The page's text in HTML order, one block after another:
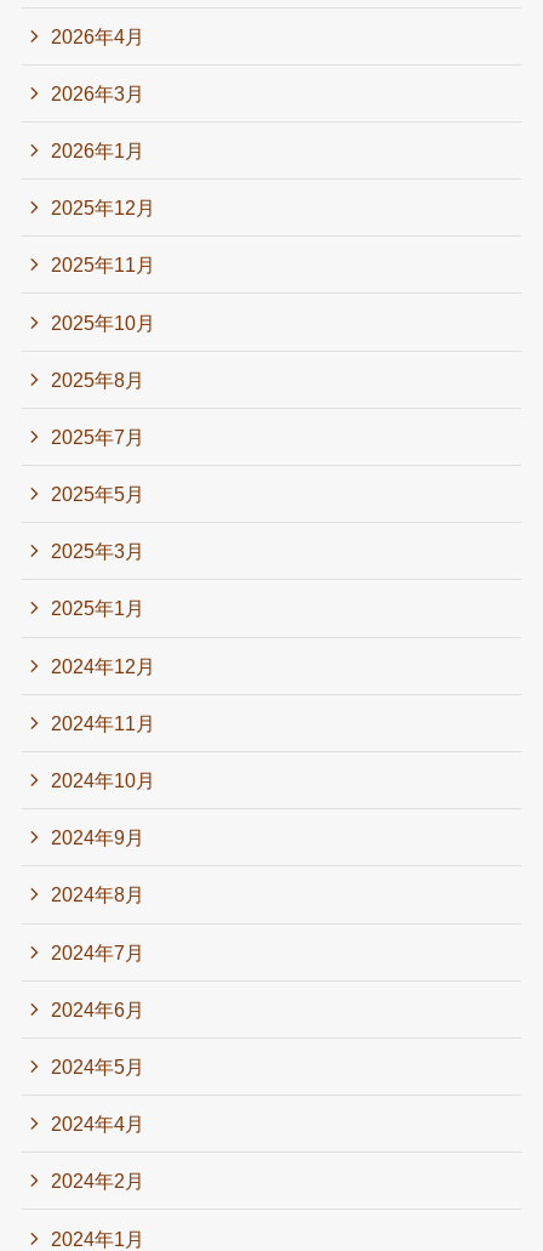
2026年4月
2026年3月
2026年1月
2025年12月
2025年11月
2025年10月
2025年8月
2025年7月
2025年5月
2025年3月
2025年1月
2024年12月
2024年11月
2024年10月
2024年9月
2024年8月
2024年7月
2024年6月
2024年5月
2024年4月
2024年2月
2024年1月